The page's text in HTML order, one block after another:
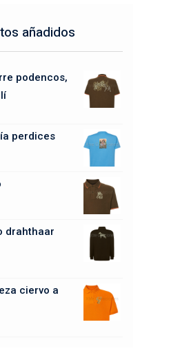
añadidos
podencos,
perdices
drahthaar
ciervo a